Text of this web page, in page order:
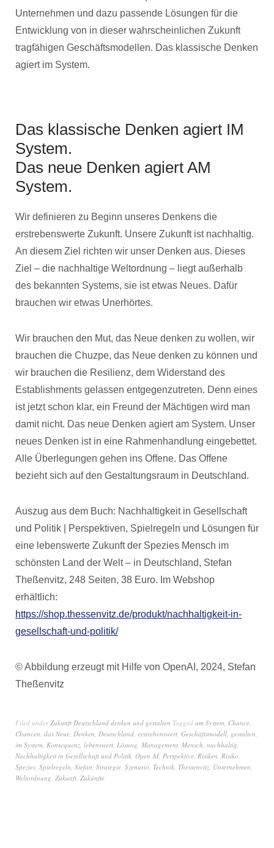
Unternehmen und dazu passende Lösungen für die
Entwicklung von in dieser wahrscheinlichen Zukunft
tragfähigen Geschäftsmodellen. Das klassische Denken
agiert im System.
Das klassische Denken agiert IM
System.
Das neue Denken agiert AM
System.
Wir definieren zu Beginn unseres Denkens die
erstrebenswerte Zukunft. Unsere Zukunft ist nachhaltig.
An diesem Ziel richten wir unser Denken aus. Dieses
Ziel – die nachhaltige Weltordnung – liegt außerhalb
des bekannten Systems, sie ist etwas Neues. Dafür
brauchen wir etwas Unerhörtes.
Wir brauchen den Mut, das Neue denken zu wollen, wir
brauchen die Chuzpe, das Neue denken zu können und
wir brauchen die Resilienz, dem Widerstand des
Establishments gelassen entgegenzutreten. Denn eines
ist jetzt schon klar, ein Freund der Mächtigen wird man
damit nicht. Das neue Denken agiert am System. Unser
neues Denken ist in eine Rahmenhandlung eingebettet.
Alle Überlegungen gehen ins Offene. Das Offene
bezieht sich auf den Gestaltungsraum in Deutschland.
Auszug aus dem Buch: Nachhaltigkeit in Gesellschaft
und Politik | Perspektiven, Spielregeln und Lösungen für
eine lebenswerte Zukunft der Spezies Mensch im
schönsten Land der Welt – in Deutschland, Stefan
Theßenvitz, 248 Seiten, 38 Euro. Im Webshop
erhältlich:
https://shop.thessenvitz.de/produkt/nachhaltigkeit-in-
gesellschaft-und-politik/
© Abbildung erzeugt mit Hilfe von OpenAI, 2024, Stefan
Theßenvitz
Filed underZukunft Deutschland denken und gestalten Tagged am System, Chance,
Chancen, das Neue, Denken, Deutschland, erstrebenswert, Geschäftsmodell, gestalten,
im System, Konsequenz, lebenswert, Lösung, Management, Mensch, nachhaltig,
Nachhaltigkeit in Gesellschaft und Politik, Open AI, Perspektive, Risiken, Risiko,
Spezies, Spielregeln, Stefan, Strategie, Szenario, Technik, Thessenvitz, Unternehmen,
Weltordnung, Zukunft, Zukünfte